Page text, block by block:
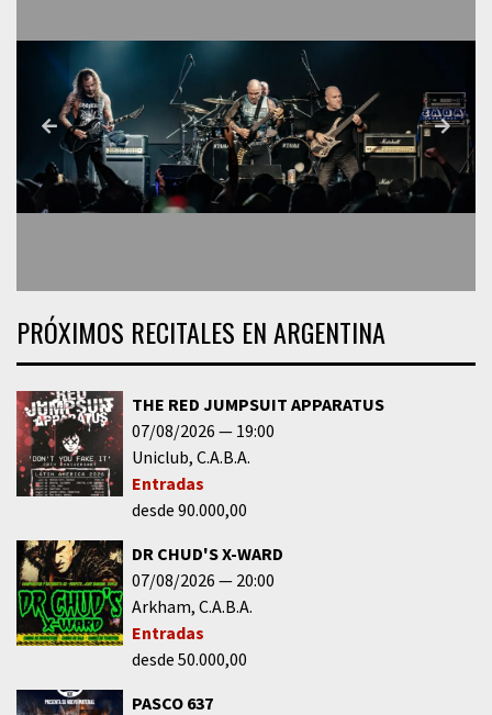
PRÓXIMOS RECITALES EN ARGENTINA
THE RED JUMPSUIT APPARATUS
07/08/2026
19:00
Uniclub C.A.B.A.
Entradas
desde 90.000,00
DR CHUD'S X-WARD
07/08/2026
20:00
Arkham C.A.B.A.
Entradas
desde 50.000,00
PASCO 637